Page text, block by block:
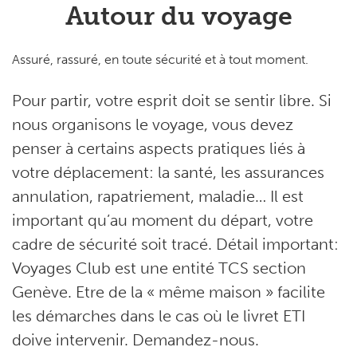
Autour du voyage
Assuré, rassuré, en toute sécurité et à tout moment.
Pour partir, votre esprit doit se sentir libre. Si
nous organisons le voyage, vous devez
penser à certains aspects pratiques liés à
votre déplacement: la santé, les assurances
annulation, rapatriement, maladie… Il est
important qu’au moment du départ, votre
cadre de sécurité soit tracé. Détail important:
Voyages Club est une entité TCS section
Genève. Etre de la « même maison » facilite
les démarches dans le cas où le livret ETI
doive intervenir. Demandez-nous.